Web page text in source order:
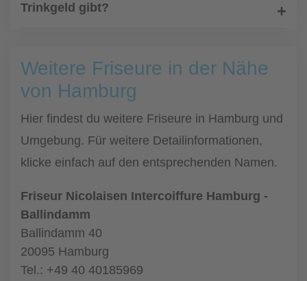
Trinkgeld gibt?
Weitere Friseure in der Nähe
von Hamburg
Hier findest du weitere Friseure in Hamburg und
Umgebung. Für weitere Detailinformationen,
klicke einfach auf den entsprechenden Namen.
Friseur Nicolaisen Intercoiffure Hamburg -
Ballindamm
Ballindamm 40
20095 Hamburg
Tel.: +49 40 40185969